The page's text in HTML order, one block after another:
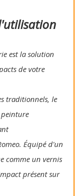
est la solution
de votre
traditionnels, le
Équipé d'un
comme un vernis
présent sur